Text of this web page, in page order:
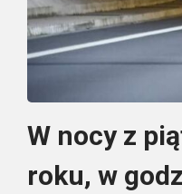
W nocy z
roku, w